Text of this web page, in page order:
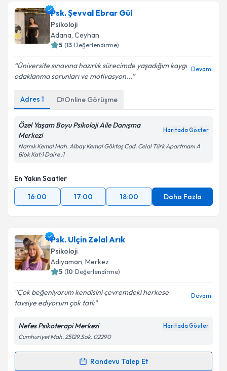
Psk. Şevval Ebrar Gül
Psikoloji
Adana, Ceyhan
5 (13 Değerlendirme)
Üniversite sınavına hazırlık sürecimde yaşadığım kaygı
odaklanma sorunları ve motivasyon...
Devamı
Adres 1 Online Görüşme
Özel Yaşam Boyu Psikoloji Aile Danışma
Merkezi
Haritada Göster
Namık Kemal Mah. Albay Kemal Göktaş Cad. Celal Türk Apartmanı A
Blok Kat:1 Daire :1
En Yakın Saatler
16:00
17:00 18:00 Daha Fazla
Psk. Ulçin Zelal Arık
Psikoloji
Adıyaman, Merkez
5 (10 Değerlendirme)
Çok beğeniyorum kendisini çevremdeki herkese
tavsiye ediyorum çok tatlı
Devamı
Nefes Psikoterapi Merkezi Haritada Göster
Cumhuriyet Mah. 25129.Sok. 02290
Randevu Talep Et
Randevu Takvimi Talebi